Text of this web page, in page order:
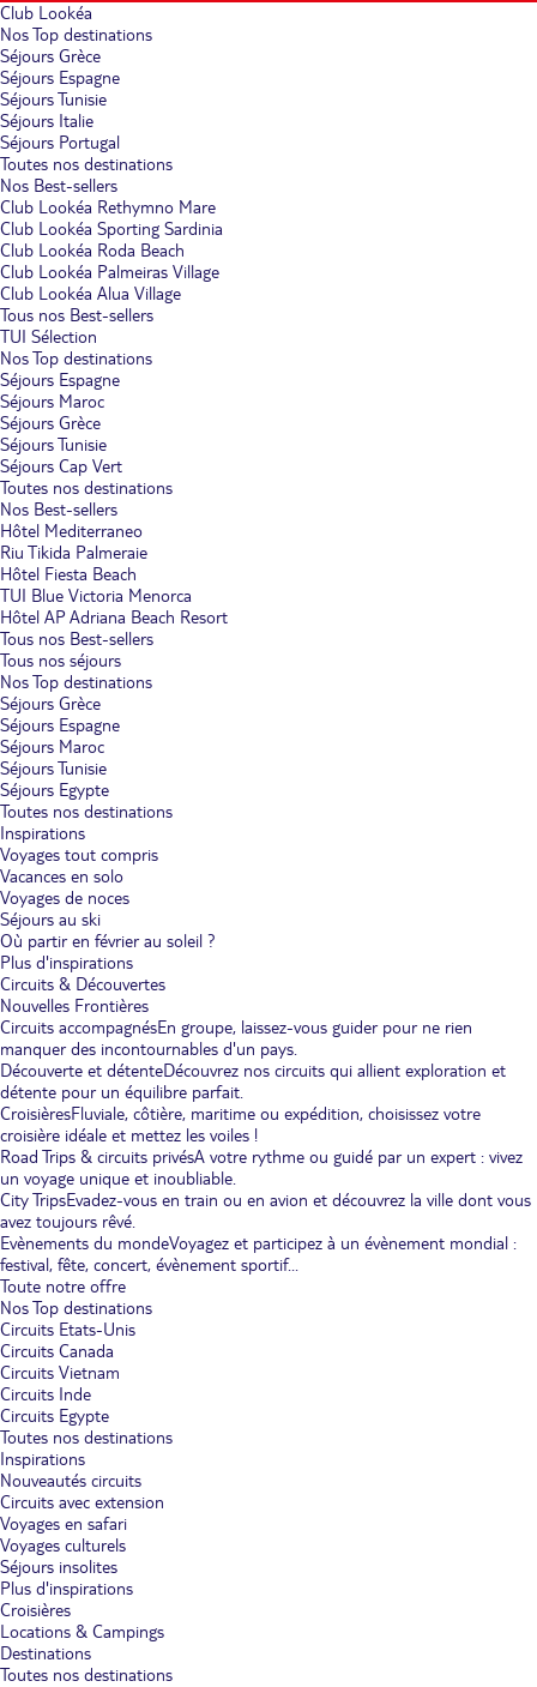
Club Lookéa
Nos Top destinations
Séjours Grèce
Séjours Espagne
Séjours Tunisie
Séjours Italie
Séjours Portugal
Toutes nos destinations
Nos Best-sellers
Club Lookéa Rethymno Mare
Club Lookéa Sporting Sardinia
Club Lookéa Roda Beach
Club Lookéa Palmeiras Village
Club Lookéa Alua Village
Tous nos Best-sellers
TUI Sélection
Nos Top destinations
Séjours Espagne
Séjours Maroc
Séjours Grèce
Séjours Tunisie
Séjours Cap Vert
Toutes nos destinations
Nos Best-sellers
Hôtel Mediterraneo
Riu Tikida Palmeraie
Hôtel Fiesta Beach
TUI Blue Victoria Menorca
Hôtel AP Adriana Beach Resort
Tous nos Best-sellers
Tous nos séjours
Nos Top destinations
Séjours Grèce
Séjours Espagne
Séjours Maroc
Séjours Tunisie
Séjours Egypte
Toutes nos destinations
Inspirations
Voyages tout compris
Vacances en solo
Voyages de noces
Séjours au ski
Où partir en février au soleil ?
Plus d'inspirations
Circuits & Découvertes
Nouvelles Frontières
Circuits accompagnésEn groupe, laissez-vous guider pour ne rien
manquer des incontournables d'un pays.
Découverte et détenteDécouvrez nos circuits qui allient exploration et
détente pour un équilibre parfait.
CroisièresFluviale, côtière, maritime ou expédition, choisissez votre
croisière idéale et mettez les voiles !
Road Trips & circuits privésA votre rythme ou guidé par un expert : vivez
un voyage unique et inoubliable.
City TripsEvadez-vous en train ou en avion et découvrez la ville dont vous
avez toujours rêvé.
Evènements du mondeVoyagez et participez à un évènement mondial :
festival, fête, concert, évènement sportif...
Toute notre offre
Nos Top destinations
Circuits Etats-Unis
Circuits Canada
Circuits Vietnam
Circuits Inde
Circuits Egypte
Toutes nos destinations
Inspirations
Nouveautés circuits
Circuits avec extension
Voyages en safari
Voyages culturels
Séjours insolites
Plus d'inspirations
Croisières
Locations & Campings
Destinations
Toutes nos destinations